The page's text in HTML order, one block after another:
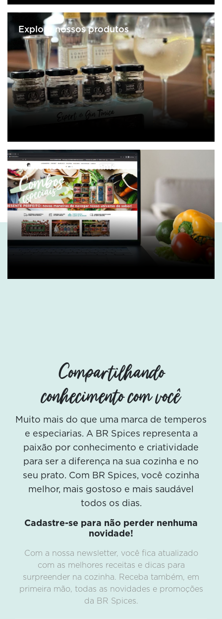
Explore nossos produtos
Visite nosso e-commerce
Compartilhando
conhecimento com você
Muito mais do que uma marca de temperos
e especiarias. A BR Spices representa a
paixão por conhecimento e criatividade
para ser a diferença na sua cozinha e no
seu prato. Com BR Spices, você cozinha
melhor, mais gostoso e mais saudável
todos os dias.
Cadastre-se para não perder nenhuma
novidade!
Com a nossa newsletter, você fica atualizado
com as melhores receitas e dicas para
surpreender na cozinha. Receba também, em
primeira mão, todas as novidades e promoções
da BR Spices.